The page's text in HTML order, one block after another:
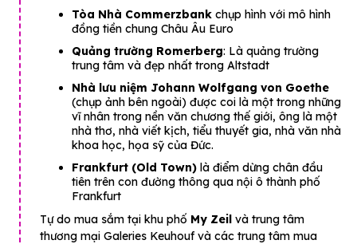
Tòa Nhà Commerzbank chụp hình với mô hình
đồng tiền chung Châu Âu Euro
Quảng trường Romerberg: Là quảng trường
trung tâm và đẹp nhất trong Altstadt
Nhà lưu niệm Johann Wolfgang von Goethe
(chụp ảnh bên ngoài) được coi là một trong những
vĩ nhân trong nền văn chương thế giới, ông là một
nhà thơ, nhà viết kịch, tiểu thuyết gia, nhà văn nhà
khoa học, họa sỹ của Đức.
Frankfurt (Old Town) là điểm dừng chân đầu
tiên trên con đường thông qua nội ô thành phố
Frankfurt
Tự do mua sắm tại khu phố My Zeil và trung tâm
thương mại Galeries Keuhouf và các trung tâm mua